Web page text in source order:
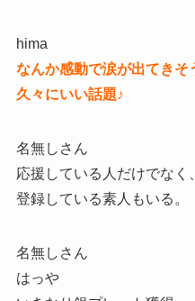
hima
なんか感動で涙が出てきそ
久々にいい話題♪
名無しさん
応援している人だけでな
登録している素人もいる。
名無しさん
はっや